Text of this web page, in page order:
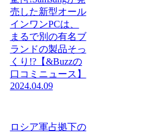
売した新型オール
インワンPCは、
まるで別の有名ブ
ランドの製品そっ
くり!?【&Buzzの
口コミニュース】
2024.04.09
ロシア軍占拠下の